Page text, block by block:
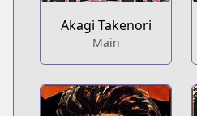
Akagi Takenori
Main